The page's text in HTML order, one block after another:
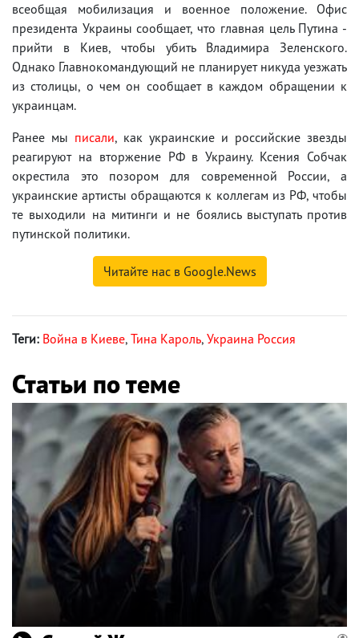
всеобщая мобилизация и военное положение. Офис
президента Украины сообщает, что главная цель Путина -
прийти в Киев, чтобы убить Владимира Зеленского.
Однако Главнокомандующий не планирует никуда уезжать
из столицы, о чем он сообщает в каждом обращении к
украинцам.
Ранее мы писали, как украинские и российские звезды
реагируют на вторжение РФ в Украину. Ксения Собчак
окрестила это позором для современной России, а
украинские артисты обращаются к коллегам из РФ, чтобы
те выходили на митинги и не боялись выступать против
путинской политики.
Читайте нас в Google.News
Теги: Война в Киеве, Тина Кароль, Украина Россия
Статьи по теме